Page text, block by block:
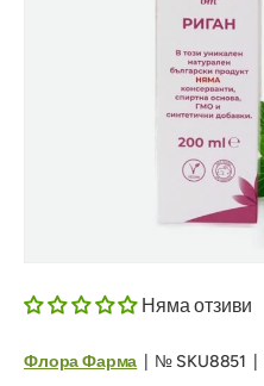
Няма отзиви
Флора Фарма № SKU8851